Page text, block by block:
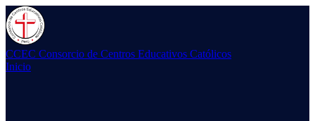
CCEC Consorcio de Centros Educativos Católicos
Inicio